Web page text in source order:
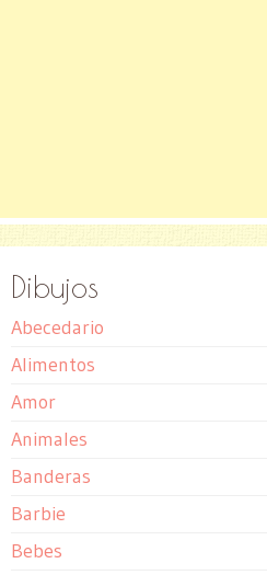
Dibujos
Abecedario
Alimentos
Amor
Animales
Banderas
Barbie
Bebes